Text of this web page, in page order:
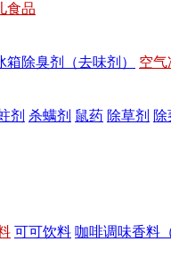
食品
箱除臭剂（去味剂） 空气
剂 杀螨剂 鼠药 除草剂
可可饮料 咖啡调味香料